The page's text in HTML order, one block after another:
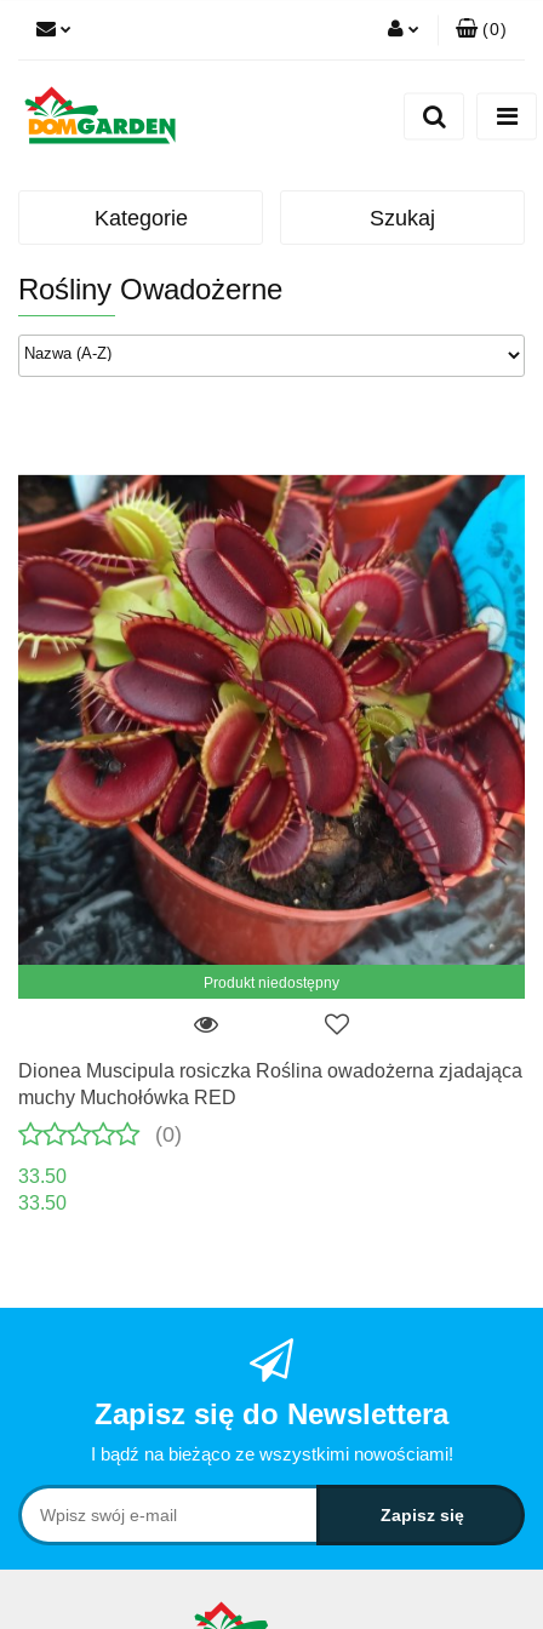
(0)
Kategorie Szukaj
Rośliny Owadożerne
Produkt niedostępny
Dionea Muscipula rosiczka Roślina owadożerna zjadająca
muchy Muchołówka RED
(0)
33.50
33.50
Zapisz się do Newslettera
I bądź na bieżąco ze wszystkimi nowościami!